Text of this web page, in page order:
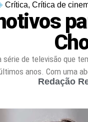
Crítica, Crítica de
série de televisão que
anos. Com uma
Redação